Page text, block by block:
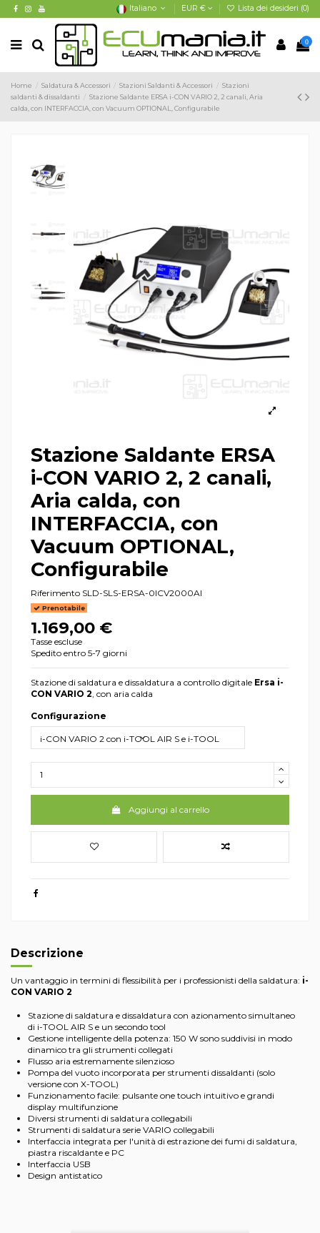
Italiano EUR € Lista dei desideri (0)
0
Home Saldatura & Accessori Stazioni Saldanti & Accessori
Stazioni
saldanti & dissaldanti
Stazione Saldante ERSA i-CON VARIO 2, 2 canali, Aria
calda, con INTERFACCIA, con Vacuum OPTIONAL, Configurabile
Stazione Saldante ERSA
i-CON VARIO 2, 2 canali,
Aria calda, con
INTERFACCIA, con
Vacuum OPTIONAL,
Configurabile
Riferimento SLD-SLS-ERSA-0ICV2000AI
Prenotabile
1.169,00 €
Tasse escluse
Spedito entro 5-7 giorni
Stazione di saldatura e dissaldatura a controllo digitale Ersa i-
CON VARIO 2 , con aria calda
Configurazione
Aggiungi al carrello
Descrizione
Un vantaggio in termini di flessibilità per i professionisti della saldatura: i-
CON VARIO 2
Stazione di saldatura e dissaldatura con azionamento simultaneo
di i-TOOL AIR S e un secondo tool
Gestione intelligente della potenza: 150 W sono suddivisi in modo
dinamico tra gli strumenti collegati
Flusso aria estremamente silenzioso
Pompa del vuoto incorporata per strumenti dissaldanti (solo
versione con X-TOOL)
Funzionamento facile: pulsante one touch intuitivo e grandi
display multifunzione
Diversi strumenti di saldatura collegabili
Strumenti di saldatura serie VARIO collegabili
Interfaccia integrata per l'unità di estrazione dei fumi di saldatura,
piastra riscaldante e PC
Interfaccia USB
Design antistatico